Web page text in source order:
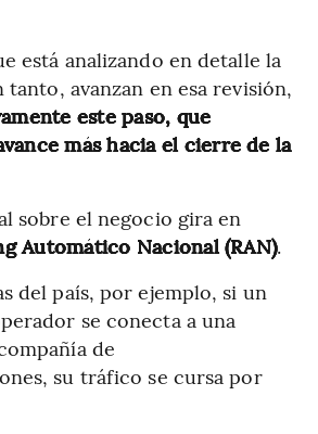
está analizando en detalle la
avanzan en esa revisión,
este paso, que
más hacia el cierre de la
sobre el negocio gira en
Automático Nacional (RAN).
del país, por ejemplo, si un
se conecta a una
de
su tráfico se cursa por